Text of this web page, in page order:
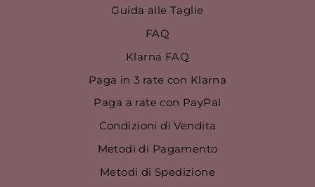
Guida alle Taglie
FAQ
Klarna FAQ
Paga in 3 rate con Klarna
Paga a rate con PayPal
Condizioni di Vendita
Metodi di Pagamento
Metodi di Spedizione